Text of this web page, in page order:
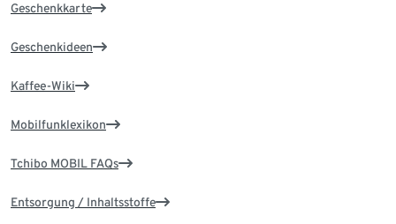
Geschenkkarte
Geschenkideen
Kaffee-Wiki
Mobilfunklexikon
Tchibo MOBIL FAQs
Entsorgung / Inhaltsstoffe